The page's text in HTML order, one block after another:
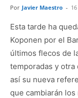
Por Javier Maestro -
Esta tarde ha
Koponen por el
últimos flecos de
temporadas y otra
así su nueva
que cambiarán